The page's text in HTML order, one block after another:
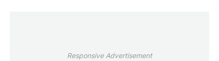
Responsive Advertisement